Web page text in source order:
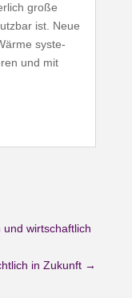
große
ist. Neue
syste­
und mit
wirtschaftlich
in Zukunft →